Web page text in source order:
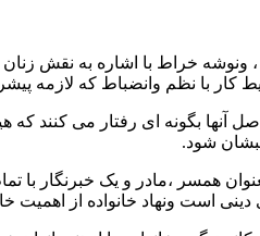
خراط با اشاره به نقش زنان
کار با نظم وانضباط که لازمه
آنها بگونه ای رفتار می کنند
شود.
همسر ،مادر و یک خبرنگار با
دینی است ونهاد خانواده از